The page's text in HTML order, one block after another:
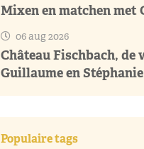
Mixen en matchen met
06 aug 2026
Château Fischbach, de
Guillaume en Stéphanie
Populaire tags